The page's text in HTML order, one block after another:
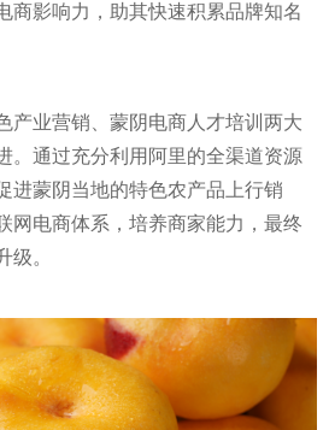
商影响力，助其快速积累品牌知名
产业营销、蒙阴电商人才培训两大
。通过充分利用阿里的全渠道资源
进蒙阴当地的特色农产品上行销
网电商体系，培养商家能力，最终
级。